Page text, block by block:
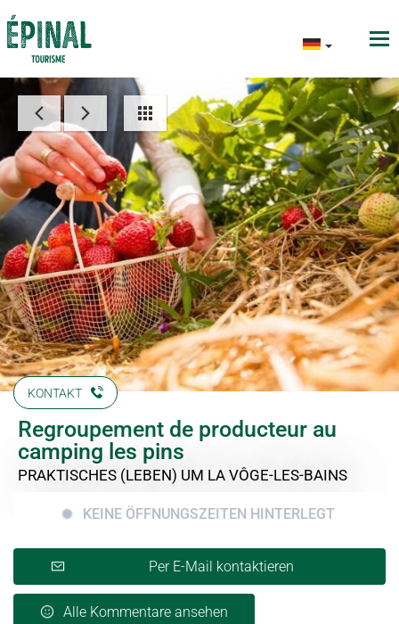
KONTAKT
Regroupement de producteur au
camping les pins
PRAKTISCHES (LEBEN) UM LA VÔGE-LES-BAINS
KEINE ÖFFNUNGSZEITEN HINTERLEGT
Per E-Mail kontaktieren
Alle Kommentare ansehen